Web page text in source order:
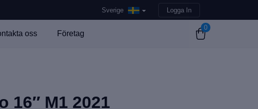
Sverige Logga In
oss Företag
0
16″ M1 2021